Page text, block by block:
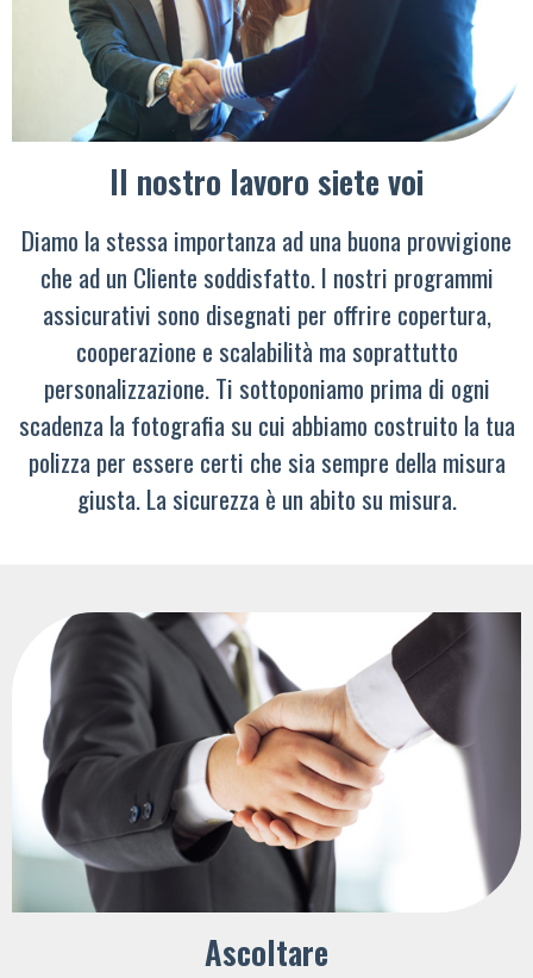
Il nostro lavoro siete voi
Diamo la stessa importanza ad una buona provvigione
che ad un Cliente soddisfatto. I nostri programmi
assicurativi sono disegnati per offrire copertura,
cooperazione e scalabilità ma soprattutto
personalizzazione. Ti sottoponiamo prima di ogni
scadenza la fotografia su cui abbiamo costruito la tua
polizza per essere certi che sia sempre della misura
giusta. La sicurezza è un abito su misura.
Ascoltare